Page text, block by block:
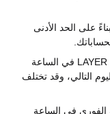
على الحد الأدنى
LAYER في الساعة
العالمي المنسق+8) في اليوم التالي، وقد تختلف
الفوري في الساعة